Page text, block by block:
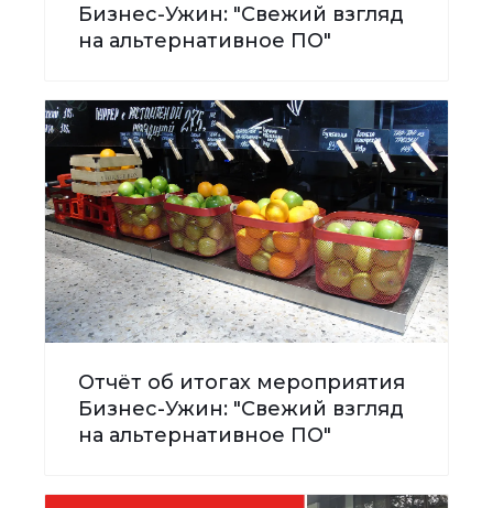
Бизнес-Ужин: "Свежий взгляд
на альтернативное ПО"
Отчёт об итогах мероприятия
Бизнес-Ужин: "Свежий взгляд
на альтернативное ПО"